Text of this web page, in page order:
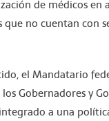
de médicos en
que no cuentan con
el Mandatario
Gobernadores y
a una